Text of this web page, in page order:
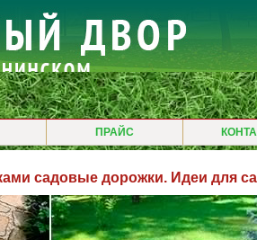
ПРАЙС
садовые дорожки. Идеи для